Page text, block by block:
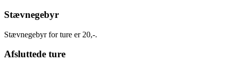
Stævnegebyr
Stævnegebyr for ture er 20,-.
Afsluttede ture